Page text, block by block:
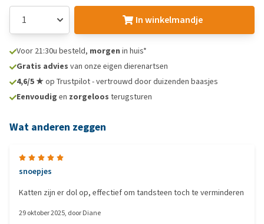
In winkelmandje
Voor 21:30u besteld, morgen in huis*
Gratis advies van onze eigen dierenartsen
4,6/5 ★op Trustpilot - vertrouwd door duizenden baasjes
Eenvoudig en zorgeloos terugsturen
Wat anderen zeggen
snoepjes
Katten zijn er dol op, effectief om tandsteen toch te verminderen
29 oktober 2025, doorDiane